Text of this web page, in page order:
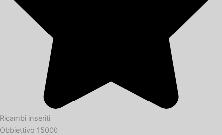
Ricambi inseriti
Obbiettivo 15000